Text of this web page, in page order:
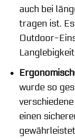
auch bei
tragen ist.
Outdoor-
wurde so
einen